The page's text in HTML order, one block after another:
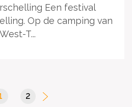
Een festival
Op de camping van
T...
(current)
2